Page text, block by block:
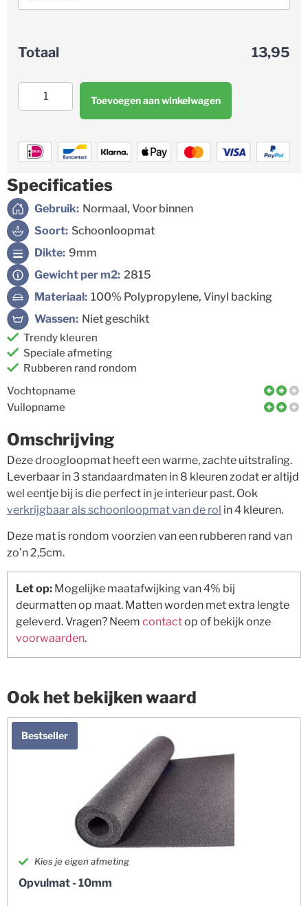
Totaal 13,95
Toevoegen aan winkelwagen
Specificaties
Gebruik: Normaal, Voor binnen
Soort: Schoonloopmat
Dikte: 9mm
Gewicht per m2: 2815
Materiaal: 100% Polypropylene, Vinyl backing
Wassen: Niet geschikt
Trendy kleuren
Speciale afmeting
Rubberen rand rondom
Vochtopname
Vuilopname
Omschrijving
Deze droogloopmat heeft een warme, zachte uitstraling.
Leverbaar in 3 standaardmaten in 8 kleuren zodat er altijd
wel eentje bij is die perfect in je interieur past. Ook
verkrijgbaar als schoonloopmat van de rol in 4 kleuren.
Deze mat is rondom voorzien van een rubberen rand van
zo’n 2,5cm.
Let op: Mogelijke maatafwijking van 4% bij
deurmatten op maat. Matten worden met extra lengte
geleverd. Vragen? Neem contactop of bekijk onze
voorwaarden.
Ook het bekijken waard
Bestseller
Kies je eigen afmeting
Opvulmat - 10mm